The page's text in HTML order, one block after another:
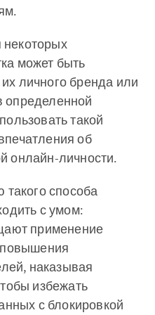
может быть
личного бренда или
определенной
такой
об
онлайн-личности.
способа
с умом:
применение
повышения
наказывая
избежать
с блокировкой